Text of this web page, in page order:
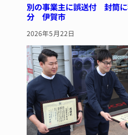
別の事業主に誤送付 封筒
分 伊賀市
2026年5月22日